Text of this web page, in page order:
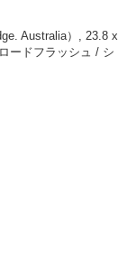
Australia）, 23.8 x
ードフラッシュ / シ